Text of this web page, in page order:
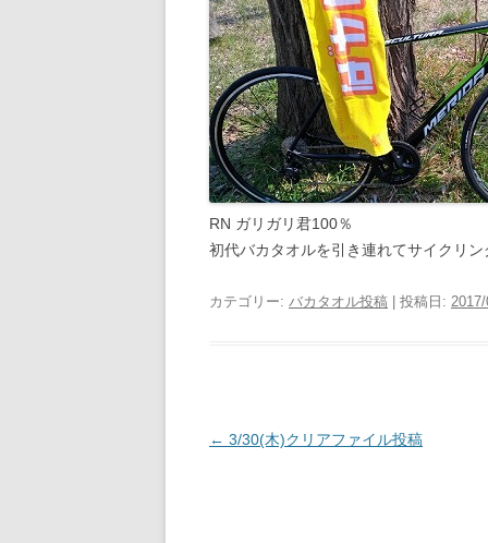
RN ガリガリ君100％
初代バカタオルを引き連れてサイクリン
カテゴリー: バカタオル投稿 | 投稿日:
投
← 3/30(木)クリアファイル投稿